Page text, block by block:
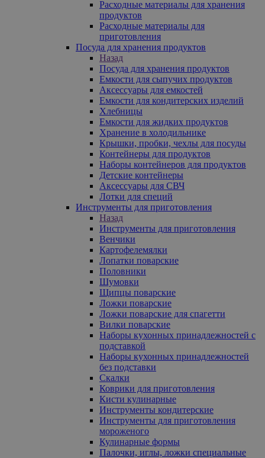
Расходные материалы для хранения
продуктов
Расходные материалы для
приготовления
Посуда для хранения продуктов
Назад
Посуда для хранения продуктов
Емкости для сыпучих продуктов
Аксессуары для емкостей
Емкости для кондитерских изделий
Хлебницы
Емкости для жидких продуктов
Хранение в холодильнике
Крышки, пробки, чехлы для посуды
Контейнеры для продуктов
Наборы контейнеров для продуктов
Детские контейнеры
Аксессуары для СВЧ
Лотки для специй
Инструменты для приготовления
Назад
Инструменты для приготовления
Венчики
Картофелемялки
Лопатки поварские
Половники
Шумовки
Щипцы поварские
Ложки поварские
Ложки поварские для спагетти
Вилки поварские
Наборы кухонных принадлежностей с
подставкой
Наборы кухонных принадлежностей
без подставки
Скалки
Коврики для приготовления
Кисти кулинарные
Инструменты кондитерские
Инструменты для приготовления
мороженого
Кулинарные формы
Палочки, иглы, ложки специальные